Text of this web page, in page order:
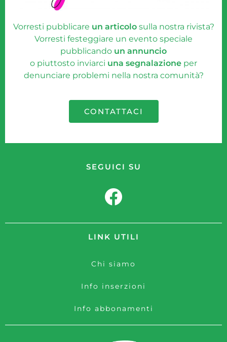
Vorresti pubblicare un articolosulla nostra rivista?
Vorresti festeggiare un evento speciale
pubblicando un annuncio
o piuttosto inviarci una segnalazione per
denunciare problemi nella nostra comunità?
CONTATTACI
LINK UTILI
Chi siamo
Info inserzioni
Info abbonamenti
SEGUICI SU